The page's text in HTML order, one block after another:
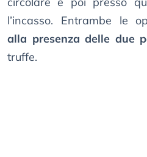
l’incasso. Entrambe le
alla presenza delle due
truffe.